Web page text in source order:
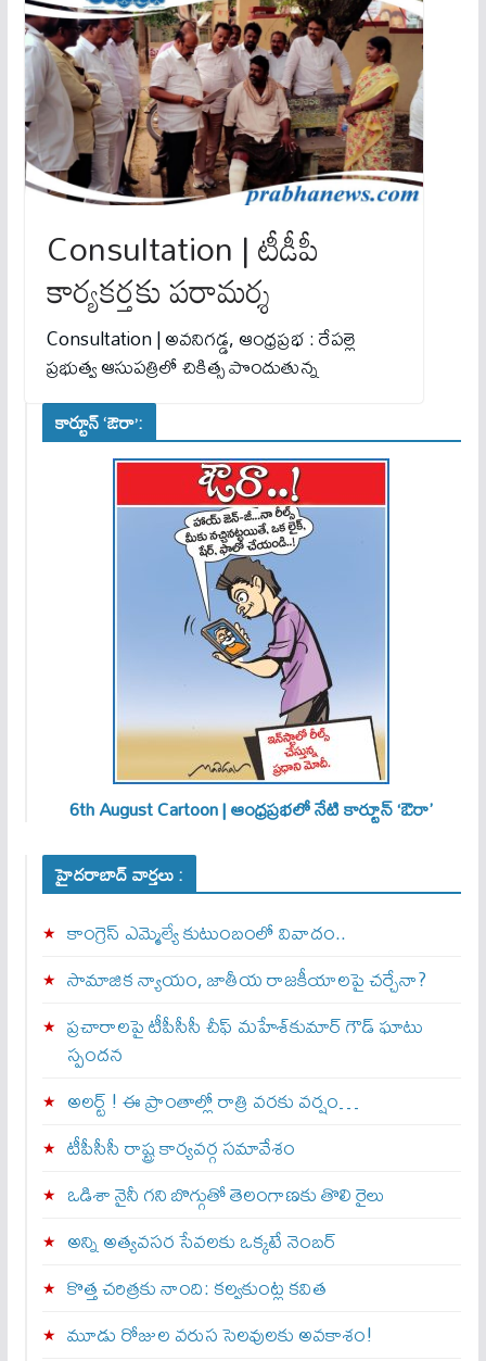
Consultation | టీడీపీ
కార్య‌క‌ర్త‌కు పరామర్శ
Consultation | అవనిగడ్డ, ఆంధ్రప్రభ : రేపల్లె
ప్రభుత్వ ఆసుపత్రిలో చికిత్స పొందుతున్న
కార్టూన్ ‘ఔరా’:
6th August Cartoon | ఆంధ్రప్రభలో నేటి కార్టూన్ ‘ఔరా’
హైదరాబాద్ వార్తలు :
కాంగ్రెస్ ఎమ్మెల్యే కుటుంబంలో వివాదం..
సామాజిక న్యాయం, జాతీయ రాజకీయాలపై చర్చేనా?
ప్రచారాలపై టీపీసీసీ చీఫ్ మహేశ్‌కుమార్ గౌడ్ ఘాటు
స్పందన
అల‌ర్ట్ ! ఈ ప్రాంతాల్లో రాత్రి వరకు వర్షం…
టీపీసీసీ రాష్ట్ర కార్యవర్గ సమావేశం
ఒడిశా నైనీ గని బొగ్గుతో తెలంగాణకు తొలి రైలు
అన్ని అత్యవసర సేవలకు ఒక్క‌టే నెంబ‌ర్‌
కొత్త చరిత్రకు నాంది: క‌ల్వ‌కుంట్ల కవిత
మూడు రోజుల వరుస సెలవులకు అవకాశం!